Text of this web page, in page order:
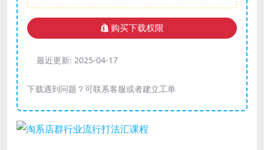
购买下载权限
最近更新: 2025-04-17
下载遇到问题？可联系客服或者建立工单